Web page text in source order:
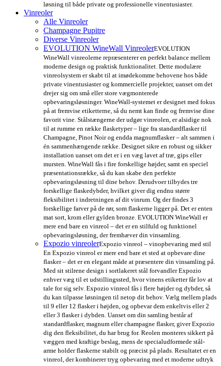
løsning til både private og professionelle vinentusiaster.
Vinreoler
Alle Vinreoler
Champagne Pupitre
Diverse Vinreoler
EVOLUTION WineWall VinreolerEVOLUTION
WineWall vinreolerne repræsenterer en perfekt balance mellem
moderne design og praktisk funktionalitet. Dette modulære
vinreolsystem er skabt til at imødekomme behovene hos både
private vinentusiaster og kommercielle projekter, uanset om det
drejer sig om små eller store vægmonterede
opbevaringsløsninger. WineWall-systemet er designet med fokus
på at fremvise etiketterne, så du nemt kan finde og fremvise dine
favorit vine. Stålstængerne der udgør vinreolen, er alsidige nok
til at rumme en række flasketyper – lige fra standardflasker til
Champagne, Pinot Noir og endda magnumflasker – alt sammen i
én sammenhængende række. Designet sikre en robust og sikker
installation uanset om det er i en væg lavet af træ, gips eller
mursten. WineWall fås i fire forskellige højder, samt en speciel
præsentationsrække, så du kan skabe den perfekte
opbevaringsløsning til dine behov. Derudvoer tilbydes tre
forskellige flaskedybder, hvilket giver dig endnu større
fleksibilitet i indretningen af dit vinrum. Og der findes 3
forskellige farver på de rør, som flaskerne ligger på. Det er enten
mat sort, krom eller gylden bronze. EVOLUTION WineWall er
mere end bare en vinreol – det er en stilfuld og funktionel
opbevaringsløsning, der fremhæver din vinsamling.
Expozio vinreolerExpozio vinreol – vinopbevaring med stil
En Expozio vinreol er mere end bare et sted at opbevare dine
flasker – det er en elegant måde at præsentere din vinsamling på.
Med sit stilrene design i sortlakeret stål forvandler Expozio
enhver væg til et udstillingssted, hvor vinens etiketter får lov at
tale for sig selv. Expozio vinreol fås i flere højder og dybder, så
du kan tilpasse løsningen til netop dit behov. Vælg mellem plads
til 9 eller 12 flasker i højden, og opbevar dem enkeltvis eller 2
eller 3 flasker i dybden. Uanset om din samling består af
standardflasker, magnum eller champagne flasker, giver Expozio
dig den fleksibilitet, du har brug for. Reolen monteres sikkert på
væggen med kraftige beslag, mens de specialudformede stål-
arme holder flaskerne stabilt og præcist på plads. Resultatet er en
vinreol, der kombinerer tryg opbevaring med et moderne udtryk